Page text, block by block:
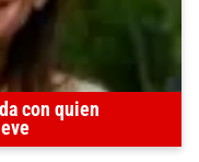
con quien